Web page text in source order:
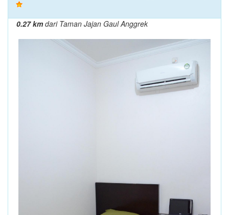
0.27 kmdari Taman Jajan Gaul Anggrek